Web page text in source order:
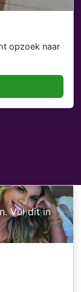
opzoek naar
Vul dit in